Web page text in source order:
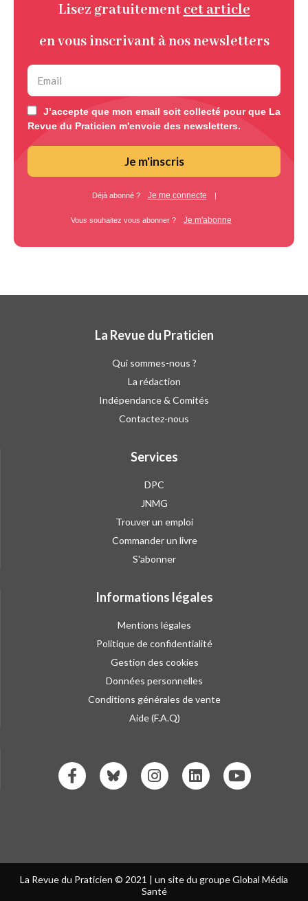
Lisez gratuitement cet article
en vous inscrivant à nos newsletters
J’accepte que mon email soit collecté pour que La
Revue du Praticien m'envoie des newsletters.
Je m'inscris
Déjà abonné ? Je me connecte |
Vous souhaitez vous abonner ? Je m'abonne
La Revue du Praticien
Qui sommes-nous ?
La rédaction
Indépendance & Comités
Contactez-nous
Services
DPC
JNMG
Trouver un emploi
Commander un livre
S'abonner
Informations légales
Mentions légales
Politique de confidentialité
Gestion des cookies
Données personnelles
Conditions générales de vente
Aide (F.A.Q)
La Revue du Praticien © 2021 | un site du groupe Global Média
Santé